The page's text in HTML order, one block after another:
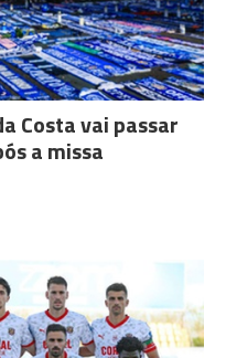
Costa vai passar
a missa